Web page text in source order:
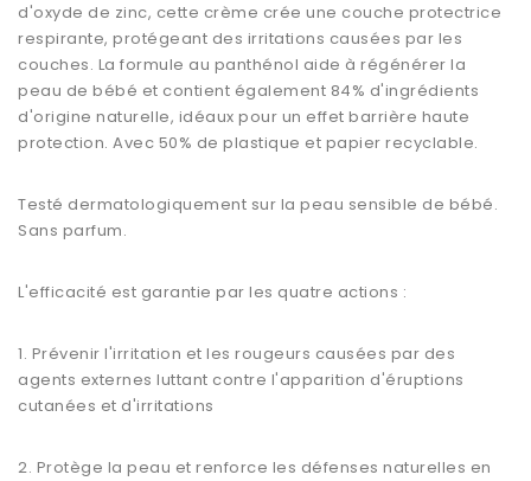
d'oxyde de zinc, cette crème crée une couche protectrice
respirante, protégeant des irritations causées par les
couches. La formule au panthénol aide à régénérer la
peau de bébé et contient également 84% d'ingrédients
d'origine naturelle, idéaux pour un effet barrière haute
protection. Avec 50% de plastique et papier recyclable.
Testé dermatologiquement sur la peau sensible de bébé.
Sans parfum.
L'efficacité est garantie par les quatre actions :
1. Prévenir l'irritation et les rougeurs causées par des
agents externes luttant contre l'apparition d'éruptions
cutanées et d'irritations
2. Protège la peau et renforce les défenses naturelles en